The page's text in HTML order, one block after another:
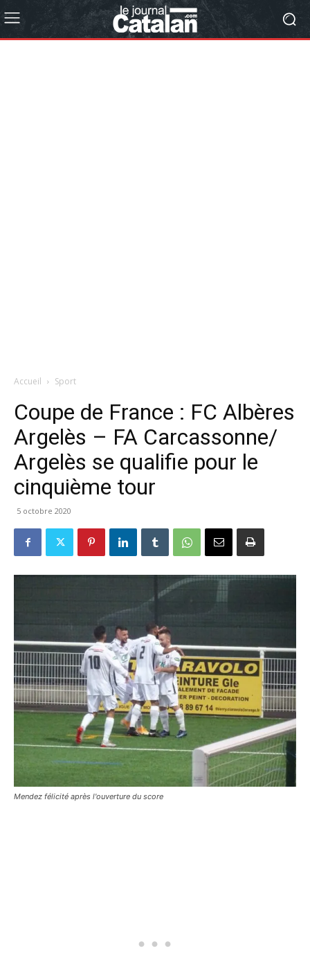
Accueil Sport
Coupe de France : FC Albères
Argelès – FA Carcassonne/
Argelès se qualifie pour le
cinquième tour
5 octobre 2020
Mendez félicité après l'ouverture du score